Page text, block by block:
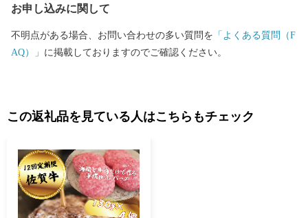
お申し込みに関して
不明点がある場合、お問い合わせの多い質問を 「よくある質問（F
AQ）」 に掲載しておりますのでご確認ください。
この返礼品を見ている人はこちらもチェック